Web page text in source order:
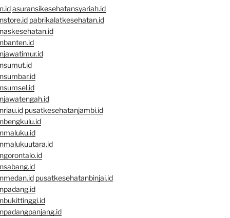
asuransikesehatansyariah.id
pabrikalatkesehatan.id
pusatkesehatanjambi.id
pusatkesehatanbinjai.id